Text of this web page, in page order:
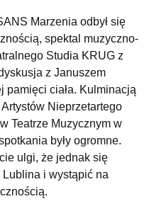
Marzenia odbył się
spektal muzyczno-
Studia KRUG z
z Januszem
pamięci ciała. Kulminacją
Nieprzetartego
Teatrze Muzycznym w
były ogromne.
ulgi, że jednak się
Lublina i wystąpić na